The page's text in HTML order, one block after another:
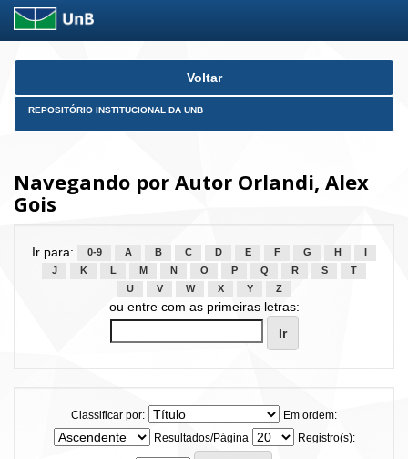
Skip
Voltar
REPOSITÓRIO INSTITUCIONAL DA UNB
Navegando por Autor Orlandi, Alex
Gois
Ir para: 0-9 A B C D E F G H
J
K L M N O P Q R S
T
U
V W X Y Z
ou entre com as primeiras letras:
Classificar por:
Em ordem:
Resultados/Página
Registro(s):